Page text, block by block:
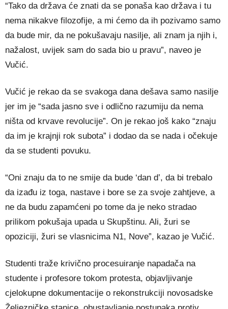
“Tako da država će znati da se ponaša kao država i tu
nema nikakve filozofije, a mi ćemo da ih pozivamo samo
da bude mir, da ne pokušavaju nasilje, ali znam ja njih i,
nažalost, uvijek sam do sada bio u pravu”, naveo je
Vučić.
Vučić je rekao da se svakoga dana dešava samo nasilje
jer im je “sada jasno sve i odlično razumiju da nema
ništa od krvave revolucije”. On je rekao još kako “znaju
da im je krajnji rok subota” i dodao da se nada i očekuje
da se studenti povuku.
“Oni znaju da to ne smije da bude ‘dan d’, da bi trebalo
da izađu iz toga, nastave i bore se za svoje zahtjeve, a
ne da budu zapamćeni po tome da je neko stradao
prilikom pokušaja upada u Skupštinu. Ali, žuri se
opoziciji, žuri se vlasnicima N1, Nove”, kazao je Vučić.
Studenti traže krivično procesuiranje napadača na
studente i profesore tokom protesta, objavljivanje
cjelokupne dokumentacije o rekonstrukciji novosadske